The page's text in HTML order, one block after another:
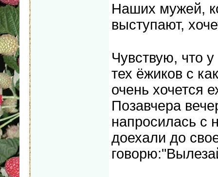
Наших мужей,
выступают,
Чувствую, что
тех ёжиков с
очень хочется
Позавчера
напросилась с
доехали до